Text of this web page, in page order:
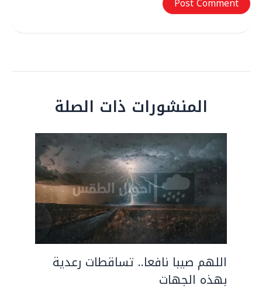
المنشورات ذات الصلة
اللهم صيبا نافعا.. تساقطات رعدية
بهذه الجهات